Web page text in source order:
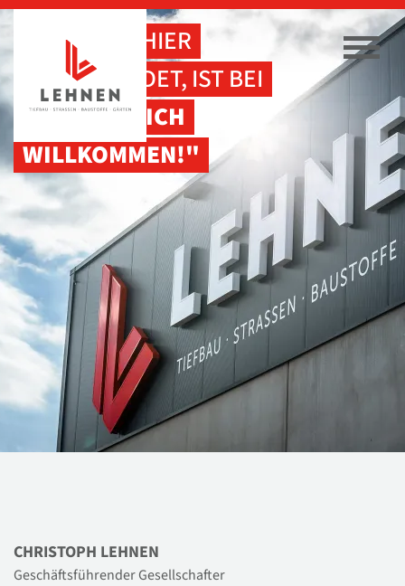
"WER SICH HIER
WIEDERFINDET, IST BEI
UNSHERZLICH
WILLKOMMEN!"
CHRISTOPH LEHNEN
Geschäftsführender Gesellschafter